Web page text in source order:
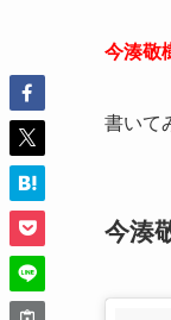
今湊敬
書いて
今湊